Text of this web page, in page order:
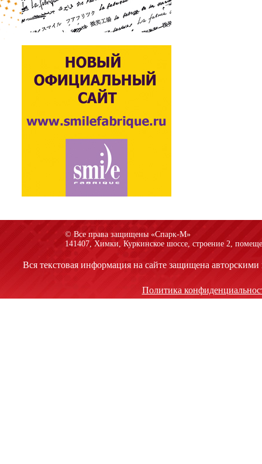
© Все права защищены «Спарк-M»
141407, Химки, Куркинское шоссе, строение 2,
Вся текстовая информация на сайте защищена
Политика